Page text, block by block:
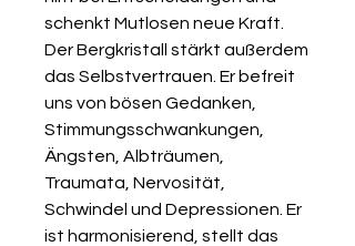
schenkt Mutlosen neue Kraft.
Der Bergkristall stärkt außerdem
das Selbstvertrauen. Er befreit
uns von bösen Gedanken,
Stimmungsschwankungen,
Ängsten, Albträumen,
Traumata, Nervosität,
Schwindel und Depressionen. Er
ist harmonisierend, stellt das